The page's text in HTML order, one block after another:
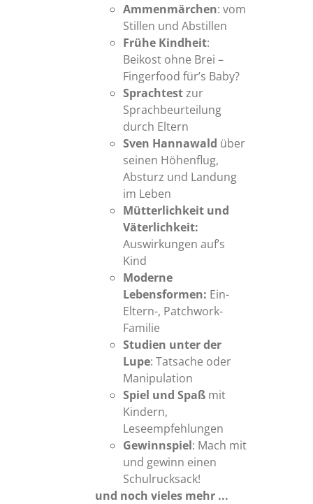
Ammenmärchen: vom
Stillen und Abstillen
Frühe Kindheit:
Beikost ohne Brei –
Fingerfood für’s Baby?
Sprachtestzur
Sprachbeurteilung
durch Eltern
Sven Hannawald über
seinen Höhenflug,
Absturz und Landung
im Leben
Mütterlichkeit und
Väterlichkeit:
Auswirkungen auf’s
Kind
Moderne
Lebensformen: Ein-
Eltern-, Patchwork-
Familie
Studien unter der
Lupe: Tatsache oder
Manipulation
Spiel und Spaß mit
Kindern,
Leseempfehlungen
Gewinnspiel: Mach mit
und gewinn einen
Schulrucksack!
und noch vieles mehr ...